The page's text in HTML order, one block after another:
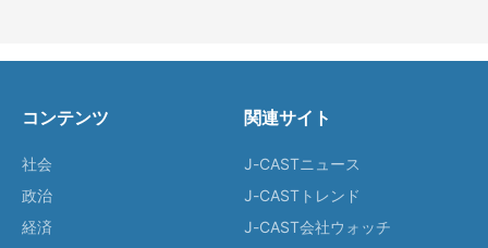
コンテンツ
社会
政治
経済
関連サイト
J-CASTニュース
J-CASTトレンド
J-CAST会社ウォッチ